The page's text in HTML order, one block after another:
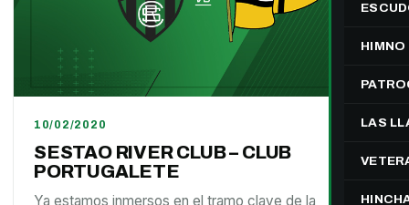
HIMNO
LAS
10/02/2020
SESTAO RIVER CLUB – CLUB
PORTUGALETE
Ya estamos inmersos en el tramo clave de la